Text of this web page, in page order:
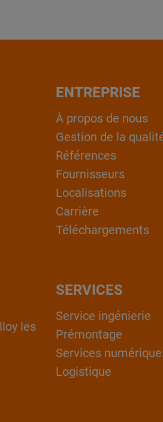
ENTREPRISE
À propos de nous
Gestion de la
Références
Fournisseurs
Localisations
Carrière
Téléchargements
les
SERVICES
Service ingénierie
Prémontage
Services
Logistique